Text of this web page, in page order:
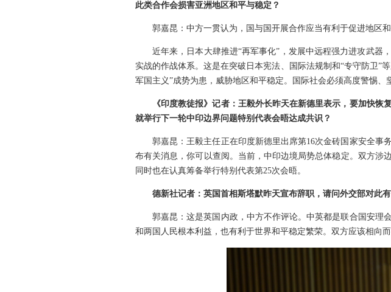
此类合作会损害亚洲地区和平与稳定？
郭嘉昆：中方一贯认为，国与国开展合作应当有利于促进地区和
近年来，日本大肆推进“再军事化”，发展中远程强力进攻武器
实战的作战体系。这是在突破日本宪法、国际法规制和“专守防卫”
军国主义”成势为患，威胁地区和平稳定。国际社会必须高度警惕、
《印度教徒报》记者：王毅外长昨天在新德里表示，要加快恢
就举行下一轮中印边界问题特别代表会晤达成共识？
郭嘉昆：王毅主任正在印度新德里出席第16次金砖国家安全
布有关消息，你可以查阅。当前，中印边境局势总体稳定。双方涉
同时也在认真筹备举行特别代表第25次会晤。
德新社记者：英国首相斯塔默昨天宣布辞职，请问外交部对此
郭嘉昆：这是英国内政，中方不作评论。中英都是联合国安理
和两国人民根本利益，也有利于世界和平稳定繁荣。双方应该相向